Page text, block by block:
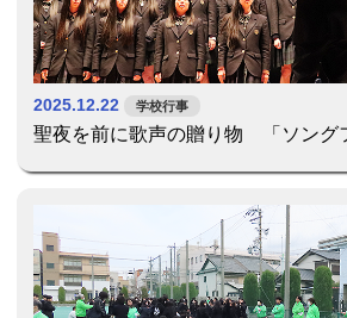
2025.12.22 学校行事
聖夜を前に歌声の贈り物 「ソング